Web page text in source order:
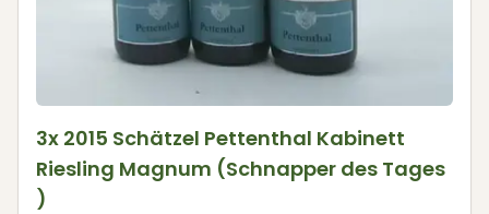
3x 2015 Schätzel Pettenthal Kabinett
Riesling Magnum (Schnapper des Tages
)